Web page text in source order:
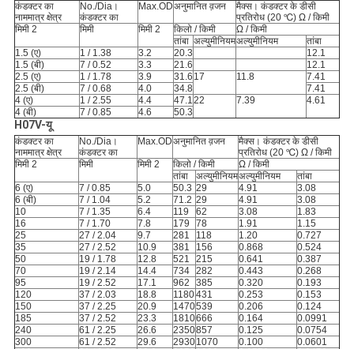
कंडक्टर का
नाममात्र क्षेत्र
No./Dia।
कंडक्टर का
Max.ODअनुमानित व़जन
मैक्स। कंडक्टर के डीसी
प्रतिरोध (20 ℃) ​​Ω / किमी
मिमी 2
मिमी मिमी 2 किलो / किमी
Ω / किमी
तांबा अल्युमीनियमअल्युमीनियम
तांबा
1.5 (ए)
1 / 1.38 3.2 20.3
12.1
1.5 (बी)
7 / 0.52 3.3 21.6
12.1
2.5 (ए)
1 / 1.78 3.9 31.6 17 11.8
7.41
2.5 (बी)
7 / 0.68 4.0 34.8
7.41
4 (ए)
1 / 2.55 4.4 47.122 7.39
4.61
4 (बी)
7 / 0.85 4.6 50.3
H07V-यू
कंडक्टर का
नाममात्र क्षेत्र
No./Dia।
कंडक्टर का
Max.ODअनुमानित व़जन
मैक्स। कंडक्टर के डीसी
प्रतिरोध (20 ℃) ​​Ω / किमी
मिमी 2
मिमी मिमी 2 किलो / किमी
Ω / किमी
तांबा
अल्युमीनियमअल्युमीनियम
तांबा
6 (ए)
7 / 0.85 5.0 50.3 29 4.91
3.08
6 (बी)
7 / 1.04 5.2 71.2 29 4.91
3.08
10
7 / 1.35 6.4 119 62 3.08
1.83
16
7 / 1.70 7.8 179 78 1.91
1.15
25
27 / 2.04 9.7 281 118 1.20
0.727
35
27 / 2.52 10.9 381 156 0.868
0.524
50
19 / 1.78 12.8 521 215 0.641
0.387
70
19 / 2.14 14.4 734 282 0.443
0.268
95
19 / 2.52 17.1 962 385 0.320
0.193
120
37 / 2.03 18.8 1180431 0.253
0.153
150
37 / 2.25 20.9 1470539 0.206
0.124
185
37 / 2.52 23.3 1810666 0.164
0.0991
240
61 / 2.25 26.6 2350857 0.125
0.0754
300
61 / 2.52 29.6 29301070 0.100
0.0601